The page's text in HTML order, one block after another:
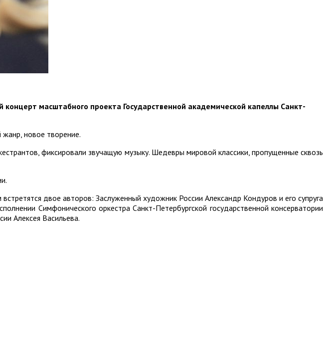
масштабного проекта Государственной академической капеллы Санкт-
новое творение.
фиксировали звучащую музыку. Шедевры мировой классики, пропущенные сквозь
двое авторов: Заслуженный художник России Александр Кондуров и его супруга
Симфонического оркестра Санкт-Петербургской государственной консерватории
Алексея Васильева.